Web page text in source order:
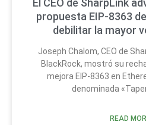
El CEO de SharpLink
propuesta EIP-8363
debilitar la mayor
Joseph Chalom, CEO de
BlackRock, mostró su
mejora EIP-8363 en
denominada
READ